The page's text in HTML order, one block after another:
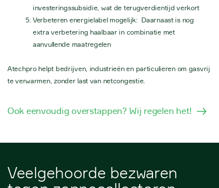
investeringssubsidie, wat de terugverdientijd verkort
Verbeteren energielabel mogelijk: Daarnaast is nog
extra verbetering haalbaar in combinatie met
aanvullende maatregelen
Atechpro helpt bedrijven, industrieën en particulieren om gasvrij
te verwarmen, zonder last van netcongestie.
Ook eenvoudig overstappen? Wij regelen het!
Veelgehoorde bezwaren